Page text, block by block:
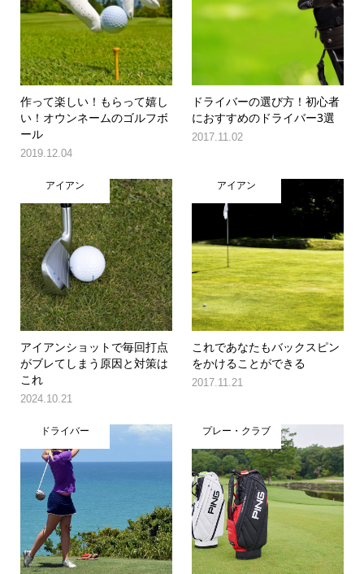
作って楽しい！もらって嬉し
い！オウンネームのゴルフボ
ール
2019.12.04
ドライバーの選び方！初心者
におすすめのドライバー3選
2017.11.02
アイアン
アイアンショットで毎回打点
がブレてしまう原因と対策は
これ
2024.10.21
アイアン
これであなたもバックスピン
をかけることができる
2017.11.21
ドライバー プレー・クラブ